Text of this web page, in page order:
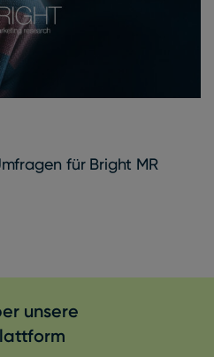
für Bright MR
unsere